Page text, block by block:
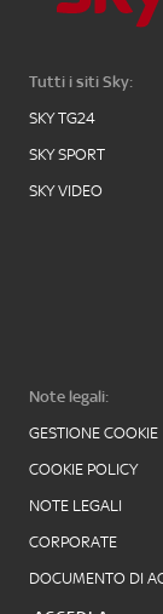
Tutti i siti Sky:
SKY TG24
SKY SPORT
SKY VIDEO
Note legali:
GESTIONE COOKIE
COOKIE POLICY
NOTE LEGALI
CORPORATE
DOCUMENTO DI